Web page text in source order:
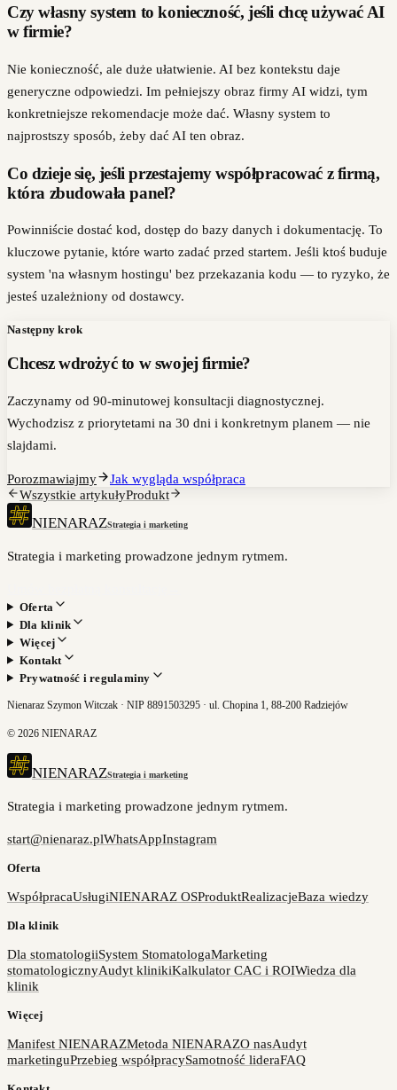
Czy własny system to konieczność, jeśli chcę używać AI
w firmie?
Nie konieczność, ale duże ułatwienie. AI bez kontekstu daje
generyczne odpowiedzi. Im pełniejszy obraz firmy AI widzi, tym
konkretniejsze rekomendacje może dać. Własny system to
najprostszy sposób, żeby dać AI ten obraz.
Co dzieje się, jeśli przestajemy współpracować z firmą,
która zbudowała panel?
Powinniście dostać kod, dostęp do bazy danych i dokumentację. To
kluczowe pytanie, które warto zadać przed startem. Jeśli ktoś buduje
system 'na własnym hostingu' bez przekazania kodu — to ryzyko, że
jesteś uzależniony od dostawcy.
Następny krok
Chcesz wdrożyć to w swojej firmie?
Zaczynamy od 90-minutowej konsultacji diagnostycznej.
Wychodzisz z priorytetami na 30 dni i konkretnym planem — nie
slajdami.
Porozmawiajmy
Jak wygląda współpraca
Wszystkie artykułyProdukt
NIENARAZStrategia i marketing
Strategia i marketing prowadzone jednym rytmem.
Oferta
Dla klinik
Więcej
Kontakt
Prywatność i regulaminy
Nienaraz Szymon Witczak · NIP 8891503295 · ul. Chopina 1, 88-200 Radziejów
© 2026 NIENARAZ
NIENARAZStrategia i marketing
Strategia i marketing prowadzone jednym rytmem.
start@nienaraz.plWhatsAppInstagram
Oferta
WspółpracaUsługiNIENARAZ OSProduktRealizacjeBaza wiedzy
Dla klinik
Dla stomatologiiSystem StomatologaMarketing
stomatologicznyAudyt klinikiKalkulator CAC i ROIWiedza dla
klinik
Więcej
Manifest NIENARAZMetoda NIENARAZO nasAudyt
marketinguPrzebieg współpracySamotność lideraFAQ